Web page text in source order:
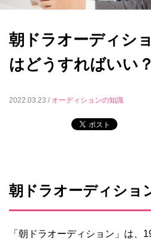
朝ドラオーディシ
はどうすればいい？
2022.03.23 / オーディションの知識
朝ドラオーディショ
「朝ドラオーディション」は、